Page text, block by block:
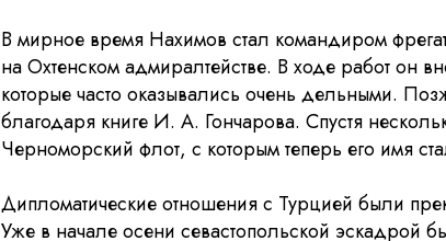
В мирное время Нахимов стал командиром
на Охтенском адмиралтействе. В ходе работ он
которые часто оказывались очень дельными.
благодаря книге И. А. Гончарова. Спустя
Черноморский флот, с которым теперь его имя
Дипломатические отношения с Турцией были
Уже в начале осени севастопольской эскадрой